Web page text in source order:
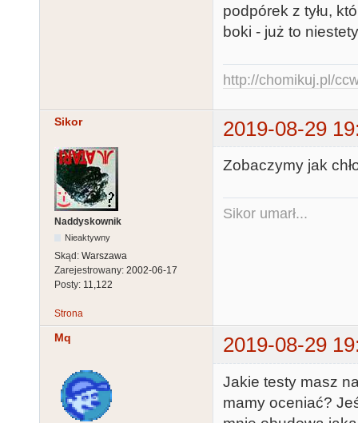
podpórek z tyłu,
boki - już to
http://chomikuj.pl/
Sikor 2019-08-29
Naddyskownik
Nieaktywny
Skąd: Warszawa
Zarejestrowany: 2002-06-17
Posty: 11,122
Zobaczymy jak
Sikor umarł...
Strona
Mq 2019-08-29
Jakie testy masz
mamy oceniać?